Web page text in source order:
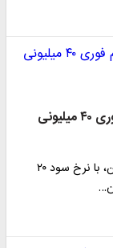
یکروزه بدون ضامن وام بگیرید | دریافت وام فوری ۴۰ میلیونی
وام ۴۰ میلیون تومانی بلو بانک، به صورت کاملا آنلاین، با نرخ سود ۲۰